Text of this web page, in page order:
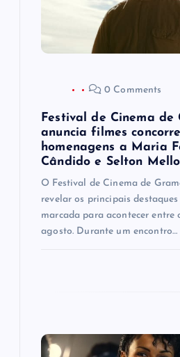
0 Comments
Festival de Cinema de
anuncia filmes
homenagens a Maria
Cândido e Selton Mello
O Festival de Cinema de
revelar os principais destaques
marcada para acontecer entre
agosto. Durante um encontro…